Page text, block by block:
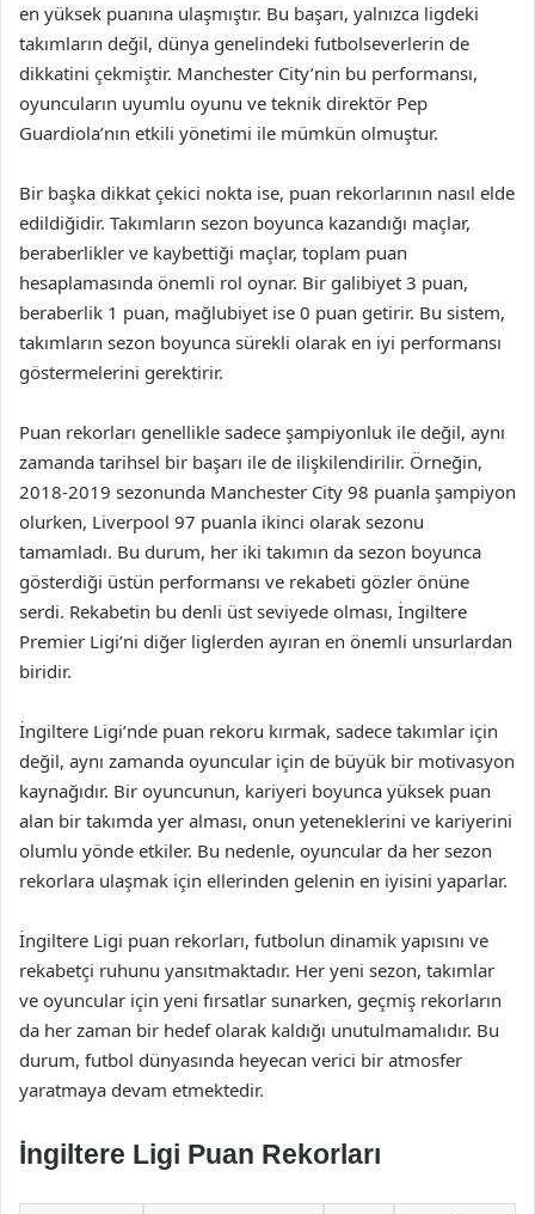
en yüksek puanına ulaşmıştır. Bu başarı, yalnızca ligdeki
takımların değil, dünya genelindeki futbolseverlerin de
dikkatini çekmiştir. Manchester City’nin bu performansı,
oyuncuların uyumlu oyunu ve teknik direktör Pep
Guardiola’nın etkili yönetimi ile mümkün olmuştur.
Bir başka dikkat çekici nokta ise, puan rekorlarının nasıl elde
edildiğidir. Takımların sezon boyunca kazandığı maçlar,
beraberlikler ve kaybettiği maçlar, toplam puan
hesaplamasında önemli rol oynar. Bir galibiyet 3 puan,
beraberlik 1 puan, mağlubiyet ise 0 puan getirir. Bu sistem,
takımların sezon boyunca sürekli olarak en iyi performansı
göstermelerini gerektirir.
Puan rekorları genellikle sadece şampiyonluk ile değil, aynı
zamanda tarihsel bir başarı ile de ilişkilendirilir. Örneğin,
2018-2019 sezonunda Manchester City 98 puanla şampiyon
olurken, Liverpool 97 puanla ikinci olarak sezonu
tamamladı. Bu durum, her iki takımın da sezon boyunca
gösterdiği üstün performansı ve rekabeti gözler önüne
serdi. Rekabetin bu denli üst seviyede olması, İngiltere
Premier Ligi’ni diğer liglerden ayıran en önemli unsurlardan
biridir.
İngiltere Ligi’nde puan rekoru kırmak, sadece takımlar için
değil, aynı zamanda oyuncular için de büyük bir motivasyon
kaynağıdır. Bir oyuncunun, kariyeri boyunca yüksek puan
alan bir takımda yer alması, onun yeteneklerini ve kariyerini
olumlu yönde etkiler. Bu nedenle, oyuncular da her sezon
rekorlara ulaşmak için ellerinden gelenin en iyisini yaparlar.
İngiltere Ligi puan rekorları, futbolun dinamik yapısını ve
rekabetçi ruhunu yansıtmaktadır. Her yeni sezon, takımlar
ve oyuncular için yeni fırsatlar sunarken, geçmiş rekorların
da her zaman bir hedef olarak kaldığı unutulmamalıdır. Bu
durum, futbol dünyasında heyecan verici bir atmosfer
yaratmaya devam etmektedir.
İngiltere Ligi Puan Rekorları